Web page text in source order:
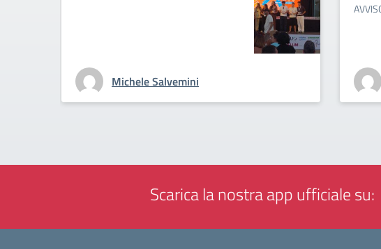
Michele Salvemini
Scarica la nostra app ufficiale su: